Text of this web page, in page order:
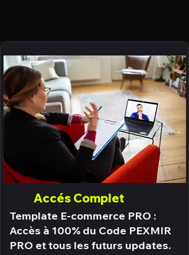
Accés Complet
Template E-commerce PRO :
Accès à 100% du Code PEXMIR
PRO et tous les futurs updates.